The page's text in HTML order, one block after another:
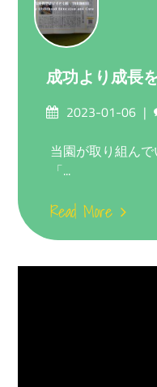
成功より成
Posted2023-01-06
当園が取り組ん
「...
Read More